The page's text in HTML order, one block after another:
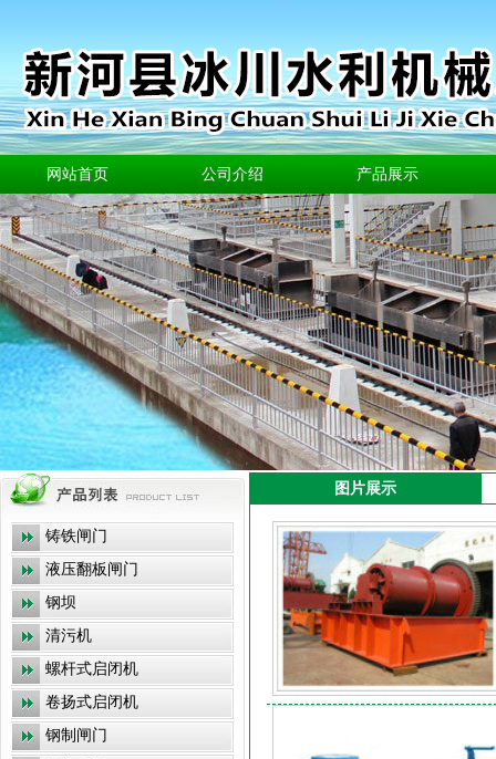
网站首页 公司介绍 产品展示
铸铁闸门
液压翻板闸门
钢坝
清污机
螺杆式启闭机
卷扬式启闭机
钢制闸门
图片展示